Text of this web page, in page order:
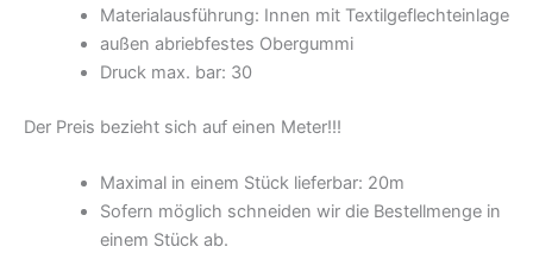
Materialausführung: Innen mit Textilgeflechteinlage
außen abriebfestes Obergummi
Druck max. bar: 30
Der Preis bezieht sich auf einen Meter!!!
Maximal in einem Stück lieferbar: 20m
Sofern möglich schneiden wir die Bestellmenge in
einem Stück ab.